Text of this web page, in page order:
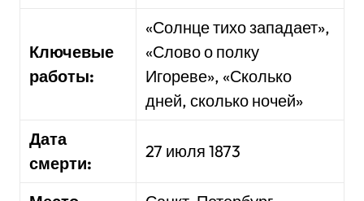
Ключевые
работы:
«Солнце тихо западает»,
«Слово о полку
Игореве», «Сколько
дней, сколько ночей»
Дата
смерти:
27 июля 1873